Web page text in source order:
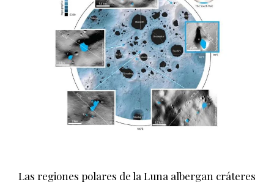
Las regiones polares de la Luna albergan cráteres